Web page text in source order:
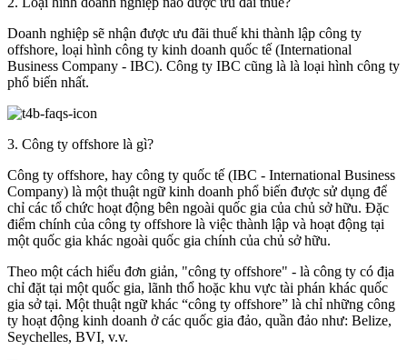
Doanh nghiệp sẽ nhận được ưu đãi thuế khi thành lập công ty
offshore, loại hình công ty kinh doanh quốc tế (International
Business Company - IBC). Công ty IBC cũng là là loại hình công ty
phổ biến nhất.
3. Công ty offshore là gì?
Công ty offshore, hay công ty quốc tế (IBC - International Business
Company) là một thuật ngữ kinh doanh phổ biến được sử dụng để
chỉ các tổ chức hoạt động bên ngoài quốc gia của chủ sở hữu. Đặc
điểm chính của công ty offshore là việc thành lập và hoạt động tại
một quốc gia khác ngoài quốc gia chính của chủ sở hữu.
Theo một cách hiểu đơn giản, "công ty offshore" - là công ty có địa
chỉ đặt tại một quốc gia, lãnh thổ hoặc khu vực tài phán khác quốc
gia sở tại. Một thuật ngữ khác “công ty offshore” là chỉ những công
ty hoạt động kinh doanh ở các quốc gia đảo, quần đảo như: Belize,
Seychelles, BVI, v.v.